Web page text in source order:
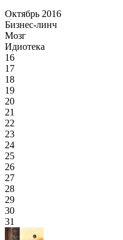
Октябрь 2016
Бизнес-линч
Мозг
Идиотека
16
17
18
19
20
21
22
23
24
25
26
27
28
29
30
31